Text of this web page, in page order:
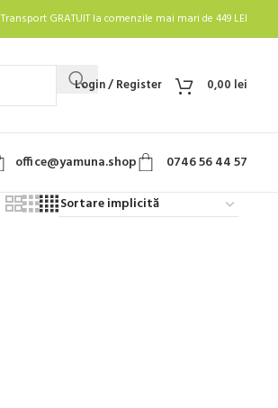
Transport GRATUIT la comenzile mai mari de 449 LEI
Login / Register 0,00 lei
office@yamuna.shop 0746 56 44 57